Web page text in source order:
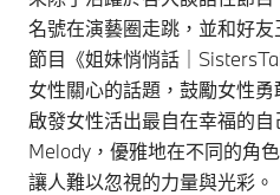
名號在演藝圈走跳，並和好
節目《姐妹悄悄話｜
女性關心的話題，鼓勵女性
啟發女性活出最自在幸福的
Melody，優雅地在不同的角
讓人難以忽視的力量與光彩。